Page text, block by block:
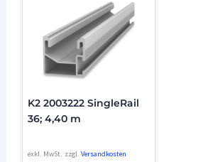
K2 2003222 SingleRail
36; 4,40 m
exkl. MwSt. zzgl.Versandkosten